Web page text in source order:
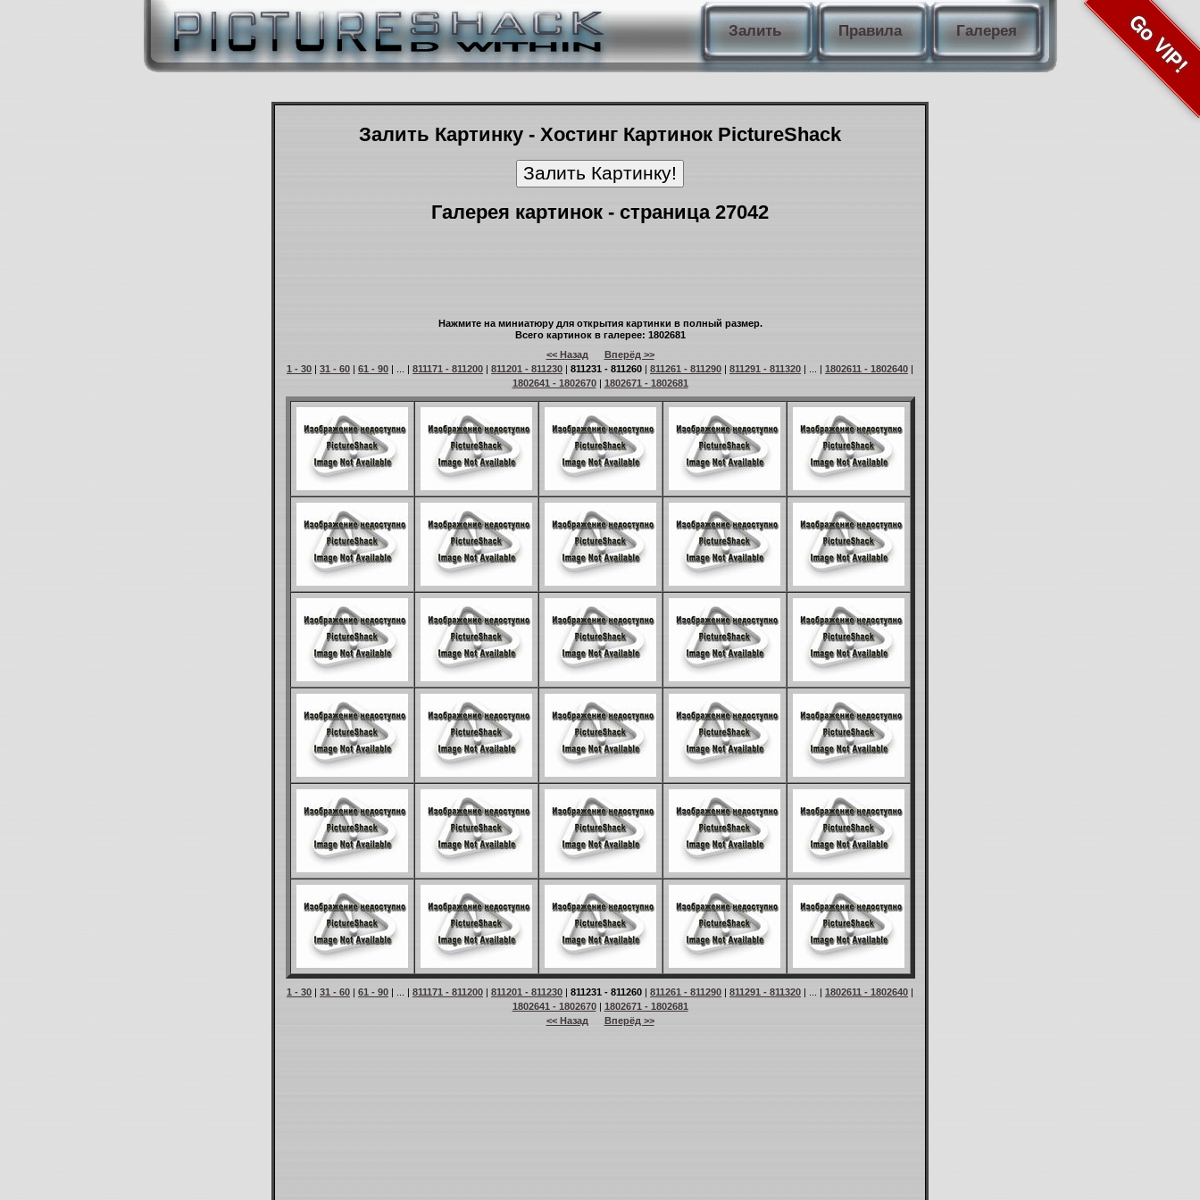
Залить Правила Галерея Go VIP!
Залить Картинку - Хостинг Картинок PictureShack
Галерея картинок - страница 27042
Нажмите на миниатюру для открытия картинки в полный размер.
Всего картинок в галерее: 1802681
<< Назад
Вперёд >>
1 - 30 | 31 - 60 | 61 - 90 | ... | 811171 - 811200 | 811201 - 811230 | 811231 - 811260 | 811261 - 811290 | 811291 - 811320 | ... | 1802611 - 1802640 |
1802641 - 1802670| 1802671 - 1802681
1 - 30 | 31 - 60 | 61 - 90 | ... | 811171 - 811200 | 811201 - 811230 | 811231 - 811260 | 811261 - 811290 | 811291 - 811320 | ... | 1802611 - 1802640 |
1802641 - 1802670| 1802671 - 1802681
<< Назад
Вперёд >>